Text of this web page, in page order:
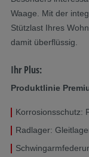
Waage. Mit der
Stützlast Ihres
damit überflüssig.
Ihr Plus:
Produktlinie
Korrosionsschutz:
Radlager: